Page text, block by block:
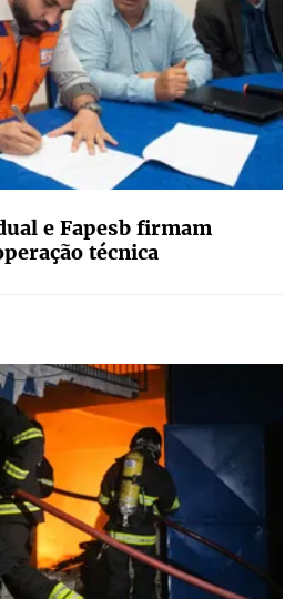
e Fapesb firmam
técnica